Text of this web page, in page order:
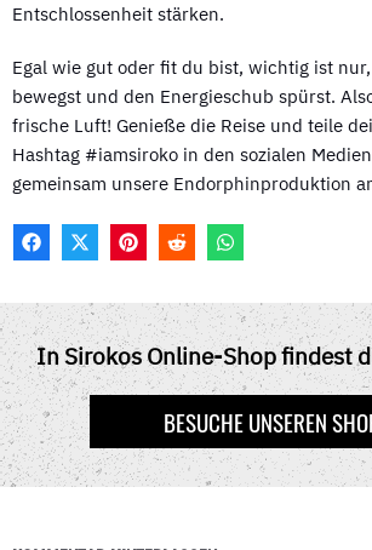
Entschlossenheit stärken.
Egal wie gut oder fit du bist, wichtig ist
bewegst und den Energieschub spürst.
frische Luft! Genieße die Reise und teile
Hashtag #iamsiroko in den sozialen
gemeinsam unsere Endorphinproduktion
F
E
B
O
O
K
W
I
T
T
E
R
P
T
E
R
E
S
R
D
I
T
T
S
A
P
P
In Sirokos Online-Shop findest
BESUCHE UNSEREN